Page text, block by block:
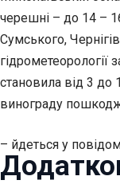
черешні – до 14 –
Сумського,
гідрометеорології
становила від 3 до
винограду
– йдеться у